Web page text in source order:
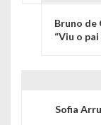
Bruno de
“Viu o
Sofia